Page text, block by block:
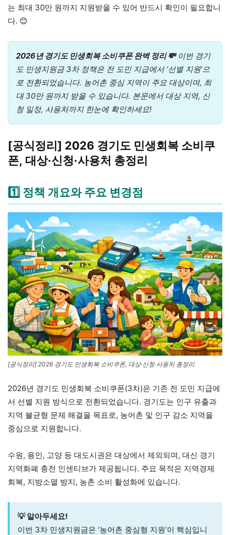
는 최대 30만 원까지 지원받을 수 있어 반드시 확인이 필요합니
다. 😊
2026년 경기도 민생회복 소비쿠폰 완벽 정리 💸이번 경기
도 민생지원금 3차 정책은 전 도민 지급에서 ‘선별 지원’으
로 전환되었습니다. 농어촌 중심 지역이 주요 대상이며, 최
대 30만 원까지 받을 수 있습니다. 본문에서 대상 지역, 신
청 일정, 사용처까지 한눈에 확인하세요!
[공식정리] 2026 경기도 민생회복 소비쿠
폰, 대상·신청·사용처 총정리
1️⃣ 정책 개요와 주요 변경점
[공식정리] 2026 경기도 민생회복 소비쿠폰, 대상·신청·사용처 총정리
2026년 경기도 민생회복 소비쿠폰(3차)은 기존 전 도민 지급에
서 선별 지원 방식으로 전환되었습니다. 경기도는 인구 유출과
지역 불균형 문제 해결을 목표로, 농어촌 및 인구 감소 지역을
중심으로 지원합니다.
수원, 용인, 고양 등 대도시권은 대상에서 제외되며, 대신 경기
지역화폐 충전 인센티브가 제공됩니다. 주요 목적은 지역경제
회복, 지방소멸 방지, 농촌 소비 활성화에 있습니다.
💡 알아두세요!
이번 3차 민생지원금은 ‘농어촌 중심형 지원’이 핵심입니